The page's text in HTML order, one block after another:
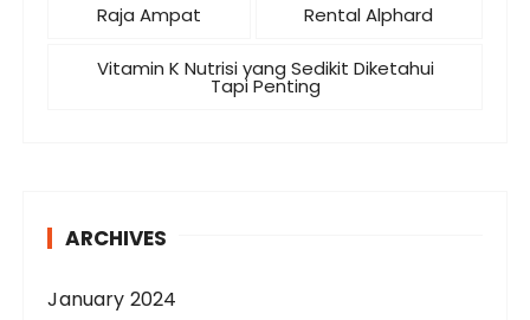
Raja Ampat Rental Alphard
Vitamin K Nutrisi yang Sedikit Diketahui
Tapi Penting
ARCHIVES
January 2024